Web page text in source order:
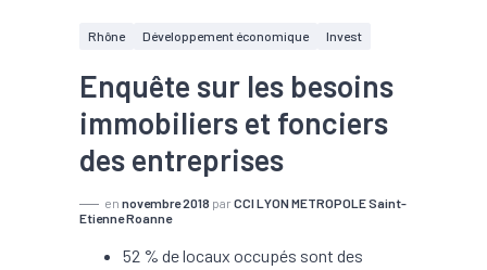
Rhône Développement économique Invest
Enquête sur les besoins
immobiliers et fonciers
des entreprises
en novembre 2018 par CCI LYON METROPOLE Saint-
Etienne Roanne
52 % de locaux occupés sont des